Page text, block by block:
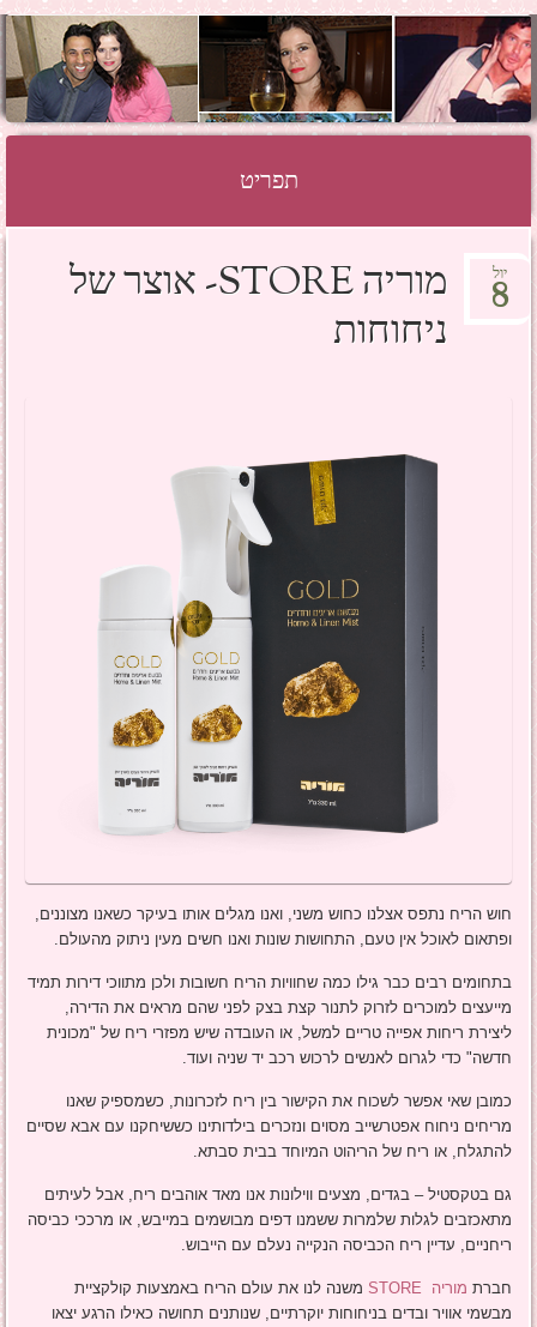
SHOSH HAZAN
GRINBERG
תפריט
מוריה STORE- אוצר של
ניחוחות
יול
8
חוש הריח נתפס אצלנו כחוש משני, ואנו מגלים אותו בעיקר כשאנו מצוננים,
ופתאום לאוכל אין טעם, התחושות שונות ואנו חשים מעין ניתוק מהעולם.
בתחומים רבים כבר גילו כמה שחוויות הריח חשובות ולכן מתווכי דירות תמיד
מייעצים למוכרים לזרוק לתנור קצת בצק לפני שהם מראים את הדירה,
ליצירת ריחות אפייה טריים למשל, או העובדה שיש מפזרי ריח של "מכונית
חדשה" כדי לגרום לאנשים לרכוש רכב יד שניה ועוד.
כמובן שאי אפשר לשכוח את הקישור בין ריח לזכרונות, כשמספיק שאנו
מריחים ניחוח אפטרשייב מסוים ונזכרים בילדותינו כששיחקנו עם אבא שסיים
להתגלח, או ריח של הריהוט המיוחד בבית סבתא.
גם בטקסטיל – בגדים, מצעים ווילונות אנו מאד אוהבים ריח, אבל לעיתים
מתאכזבים לגלות שלמרות ששמנו דפים מבושמים במייבש, או מרככי כביסה
ריחניים, עדיין ריח הכביסה הנקייה נעלם עם הייבוש.
חברת מוריה STORE
משנה לנו את עולם הריח באמצעות קולקציית
מבשמי אוויר ובדים בניחוחות יוקרתיים, שנותנים תחושה כאילו הרגע יצאו